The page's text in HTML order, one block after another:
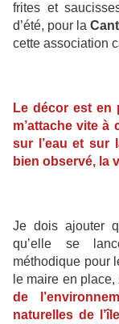
frites et
d’été, pour la
cette association
Le décor est en
m’attache vite à
sur l’eau et sur
bien observé, la
Je dois ajouter
qu’elle se
méthodique pour
le maire en place,
de
naturelles de